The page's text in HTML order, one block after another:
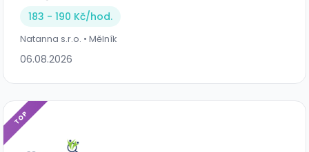
183 - 190 Kč/hod.
Natanna s.r.o. • Mělník
06.08.2026
TOP